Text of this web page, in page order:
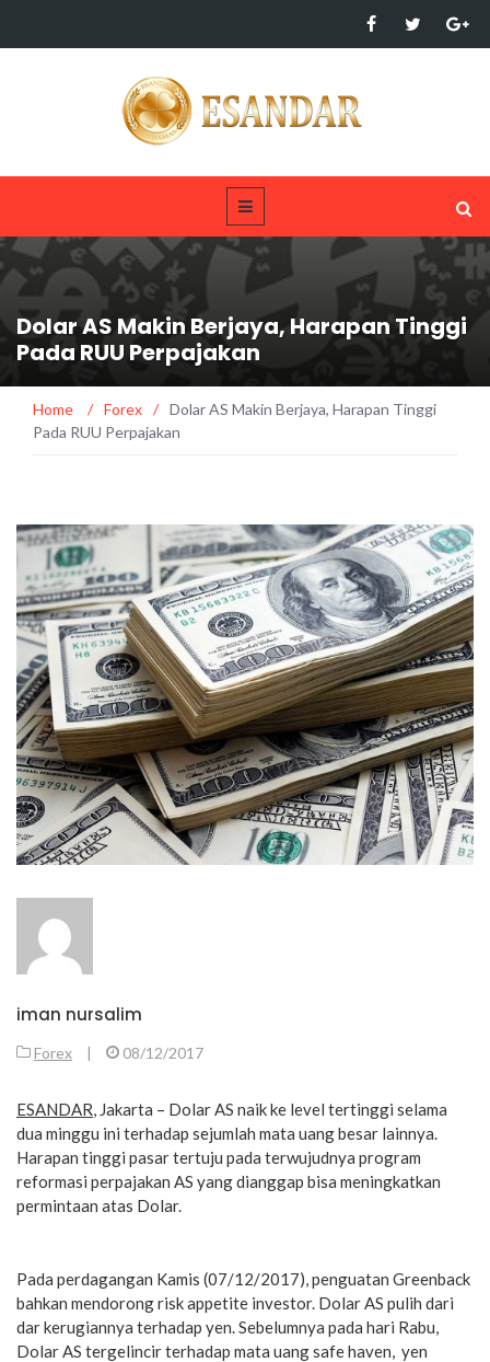
Dolar AS Makin Berjaya, Harapan Tinggi
Pada RUU Perpajakan
Home / Forex / Dolar AS Makin Berjaya, Harapan Tinggi
Pada RUU Perpajakan
iman nursalim
Forex | 08/12/2017
ESANDAR , Jakarta – Dolar AS naik ke level tertinggi selama
dua minggu ini terhadap sejumlah mata uang besar lainnya.
Harapan tinggi pasar tertuju pada terwujudnya program
reformasi perpajakan AS yang dianggap bisa meningkatkan
permintaan atas Dolar.
Pada perdagangan Kamis (07/12/2017), penguatan Greenback
bahkan mendorong risk appetite investor. Dolar AS pulih dari
dar kerugiannya terhadap yen. Sebelumnya pada hari Rabu,
Dolar AS tergelincir terhadap mata uang safe haven, yen